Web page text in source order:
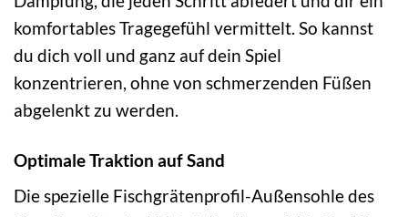
komfortables Tragegefühl vermittelt. So kannst
du dich voll und ganz auf dein Spiel
konzentrieren, ohne von schmerzenden Füßen
abgelenkt zu werden.
Optimale Traktion auf Sand
Die spezielle Fischgrätenprofil-Außensohle des